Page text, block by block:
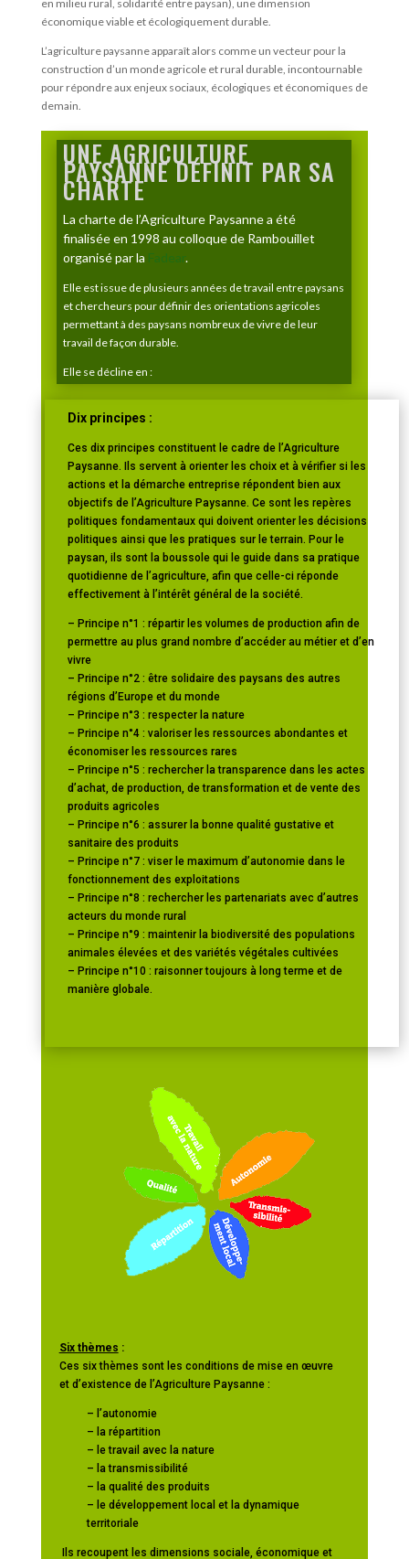
en milieu rural, solidarité entre paysan), une dimension
économique viable et écologiquement durable.
L’agriculture paysanne apparaît alors comme un vecteur pour la
construction d’un monde agricole et rural durable, incontournable
pour répondre aux enjeux sociaux, écologiques et économiques de
demain.
UNE AGRICULTURE
PAYSANNE DÉFINIT PAR SA
CHARTE
La charte de l’Agriculture Paysanne a été
finalisée en 1998 au colloque de Rambouillet
organisé par la Fadear.
Elle est issue de plusieurs années de travail entre paysans
et chercheurs pour définir des orientations agricoles
permettant à des paysans nombreux de vivre de leur
travail de façon durable.
Elle se décline en :
Dix principes :
Ces dix principes constituent le cadre de l’Agriculture
Paysanne. Ils servent à orienter les choix et à vérifier si les
actions et la démarche entreprise répondent bien aux
objectifs de l’Agriculture Paysanne. Ce sont les repères
politiques fondamentaux qui doivent orienter les décisions
politiques ainsi que les pratiques sur le terrain. Pour le
paysan, ils sont la boussole qui le guide dans sa pratique
quotidienne de l’agriculture, afin que celle-ci réponde
effectivement à l’intérêt général de la société.
– Principe n°1 : répartir les volumes de production afin de
permettre au plus grand nombre d’accéder au métier et d’en
vivre
– Principe n°2 : être solidaire des paysans des autres
régions d’Europe et du monde
– Principe n°3 : respecter la nature
– Principe n°4 : valoriser les ressources abondantes et
économiser les ressources rares
– Principe n°5 : rechercher la transparence dans les actes
d’achat, de production, de transformation et de vente des
produits agricoles
– Principe n°6 : assurer la bonne qualité gustative et
sanitaire des produits
– Principe n°7 : viser le maximum d’autonomie dans le
fonctionnement des exploitations
– Principe n°8 : rechercher les partenariats avec d’autres
acteurs du monde rural
– Principe n°9 : maintenir la biodiversité des populations
animales élevées et des variétés végétales cultivées
– Principe n°10 : raisonner toujours à long terme et de
manière globale.
Six thèmes :
Ces six thèmes sont les conditions de mise en œuvre
et d’existence de l’Agriculture Paysanne :
– l’autonomie
– la répartition
– le travail avec la nature
– la transmissibilité
– la qualité des produits
– le développement local et la dynamique
territoriale
Ils recoupent les dimensions sociale, économique et